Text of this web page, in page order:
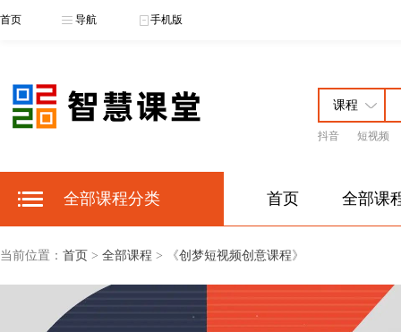
首页 导航 手机版
抖音 短视频
全部课程分类 首页 全部课
当前位置： 首页 > 全部课程 > 《创梦短视频创意课程》